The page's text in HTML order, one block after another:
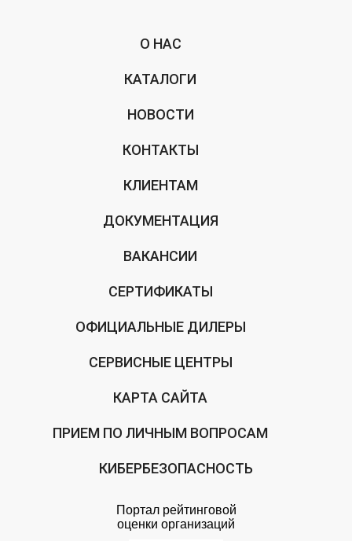
О НАС
КАТАЛОГИ
НОВОСТИ
КОНТАКТЫ
КЛИЕНТАМ
ДОКУМЕНТАЦИЯ
ВАКАНСИИ
СЕРТИФИКАТЫ
ОФИЦИАЛЬНЫЕ ДИЛЕРЫ
СЕРВИСНЫЕ ЦЕНТРЫ
КАРТА САЙТА
ПРИЕМ ПО ЛИЧНЫМ ВОПРОСАМ
КИБЕРБЕЗОПАСНОСТЬ
Портал рейтинговой
оценки организаций